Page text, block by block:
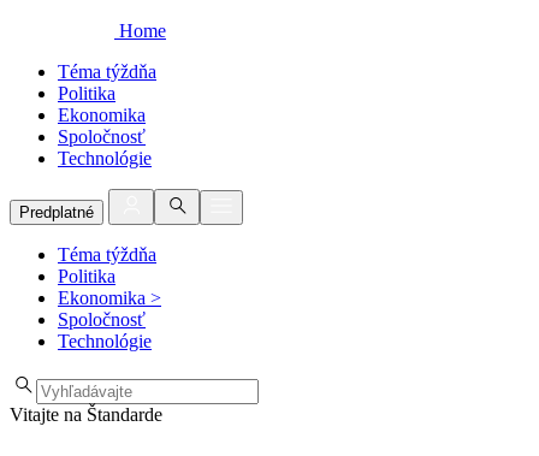
Home
Téma týždňa
Politika
Ekonomika
Spoločnosť
Technológie
Predplatné
Téma týždňa
Politika
Ekonomika >
Spoločnosť
Technológie
Vitajte na Štandarde